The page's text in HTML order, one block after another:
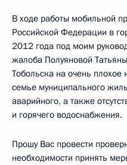
В ходе работы мобильной
Российской Федерации в
2012 года под моим
жалоба Полуяновой
Тобольска на очень плохое
семье муниципального
аварийного, а также
и горячего водоснабжения.
Прошу Вас провести
необходимости принять